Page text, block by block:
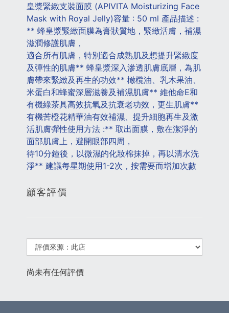
皇漿緊緻支裝面膜 (APIVITA Moisturizing Face
Mask with Royal Jelly)容量 : 50 ml 產品描述 :
** 蜂皇漿緊緻面膜為膏狀質地，緊緻活膚，補濕
滋潤修護肌膚，
適合所有肌膚，特別適合成熟肌及想提升緊緻度
及彈性的肌膚** 蜂皇漿深入滲透肌膚底層，為肌
膚帶來緊緻及再生的功效** 橄欖油、乳木果油、
米蛋白和蜂蜜深層滋養及補濕肌膚** 維他命E和
有機綠茶具高效抗氧及抗衰老功效，更生肌膚**
有機苦橙花精華油有效補濕、提升細胞再生及激
活肌膚彈性使用方法 :** 取出面膜，敷在潔淨的
面部肌膚上，避開眼部四周，
待10分鐘後，以微濕的化妝棉抹掉，再以清水洗
淨** 建議每星期使用1-2次，按需要而增加次數
顧客評價
尚未有任何評價